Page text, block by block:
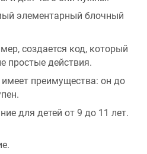
элементарный блочный
создается код, который
простые действия.
имеет преимущества: он до
для детей от 9 до 11 лет.